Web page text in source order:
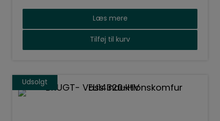
Læs mere
Tilføj til kurv
Udsolgt